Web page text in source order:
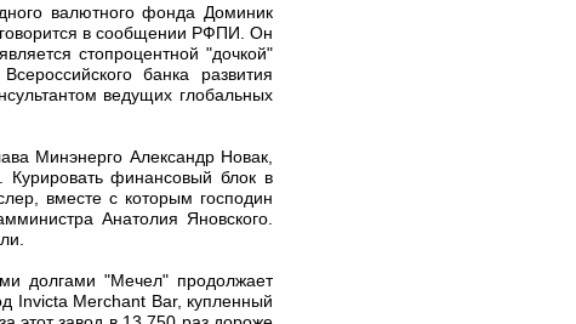
валютного фонда Доминик
в сообщении РФПИ. Он
стопроцентной "дочкой"
банка развития
ведущих глобальных
Минэнерго Александр Новак,
финансовый блок в
вместе с которым господин
Анатолия Яновского.
долгами "Мечел" продолжает
Invicta Merchant Bar, купленный